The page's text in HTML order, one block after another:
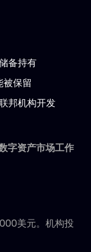
备持有
被保留
邦机构开发
字资产市场工作
美元。机构投